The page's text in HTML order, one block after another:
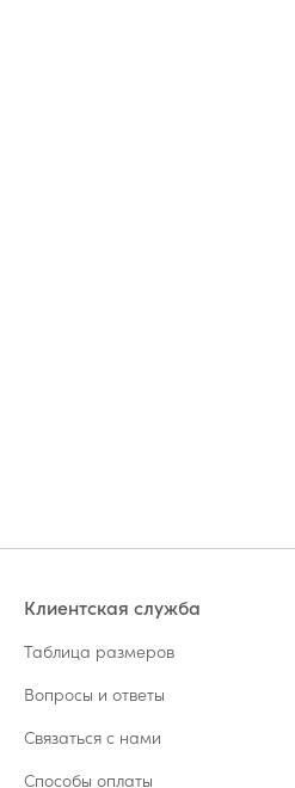
Клиентская служба
Таблица размеров
Вопросы и ответы
Связаться с нами
Способы оплаты